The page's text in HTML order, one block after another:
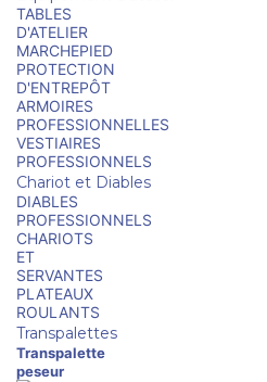
TABLES
D'ATELIER
MARCHEPIED
PROTECTION
D'ENTREPÔT
ARMOIRES
PROFESSIONNELLES
VESTIAIRES
PROFESSIONNELS
Chariot et Diables
DIABLES
PROFESSIONNELS
CHARIOTS
ET
SERVANTES
PLATEAUX
ROULANTS
Transpalettes
Transpalette
peseur